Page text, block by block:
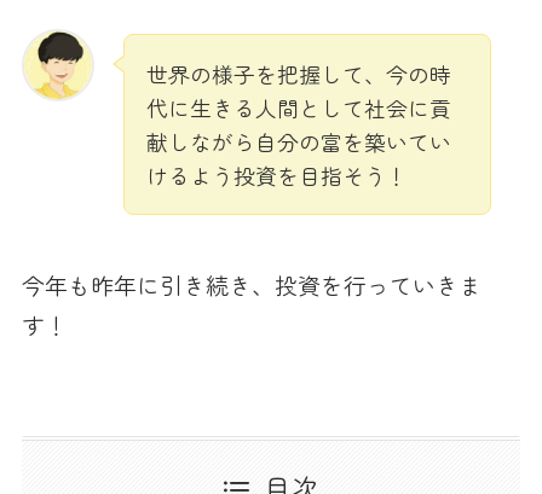
世界の様子を把握して、今の時
代に生きる人間として社会に貢
献しながら自分の富を築いてい
けるよう投資を目指そう！
今年も昨年に引き続き、投資を行っていきま
す！